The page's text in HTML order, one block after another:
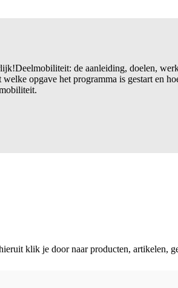
de aanleiding, doelen,
opgave het programma is gestart en
klik je door naar producten, artikelen,